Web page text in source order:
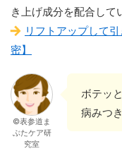
き上げ成分を配合し
リフトアップして
密】
©表参道ま
ぶたケア研
究室
ボテッ
病みつ